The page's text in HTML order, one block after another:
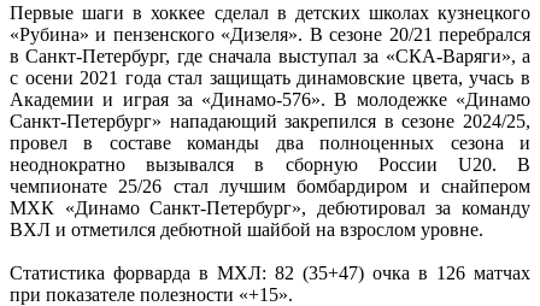
Первые шаги в хоккее сделал в детских школах кузнецкого
«Рубина» и пензенского «Дизеля». В сезоне 20/21 перебрался
в Санкт-Петербург, где сначала выступал за «СКА-Варяги», а
с осени 2021 года стал защищать динамовские цвета, учась в
Академии и играя за «Динамо-576». В молодежке «Динамо
Санкт-Петербург» нападающий закрепился в сезоне 2024/25,
провел в составе команды два полноценных сезона и
неоднократно вызывался в сборную России U20. В
чемпионате 25/26 стал лучшим бомбардиром и снайпером
МХК «Динамо Санкт-Петербург», дебютировал за команду
ВХЛ и отметился дебютной шайбой на взрослом уровне.
Статистика форварда в МХЛ: 82 (35+47) очка в 126 матчах
при показателе полезности «+15».